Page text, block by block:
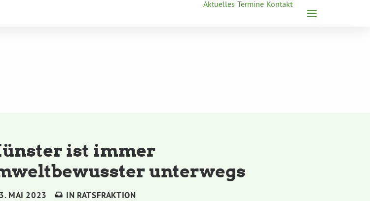
Aktuelles Termine Kontakt
ist immer
unterwegs
MAI 2023 IN RATSFRAKTION